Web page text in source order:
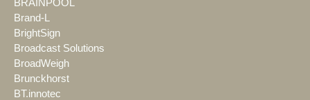
BRAINPOOL
Brand-L
BrightSign
Broadcast Solutions
BroadWeigh
Brunckhorst
BT.innotec